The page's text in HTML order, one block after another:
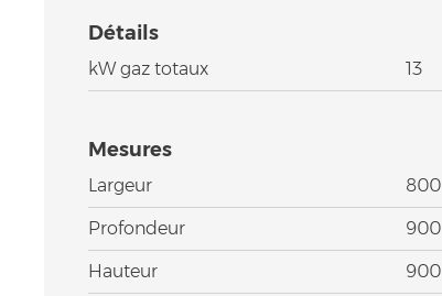
Détails
kW gaz totaux 13
Mesures
Largeur 800
Profondeur 900
Hauteur 900